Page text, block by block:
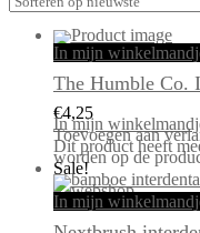
In mijn
The Humble Co.
€4,25
In mijn
Toevoegen aan
Dit product heeft
worden op de
Sale!
In mijn